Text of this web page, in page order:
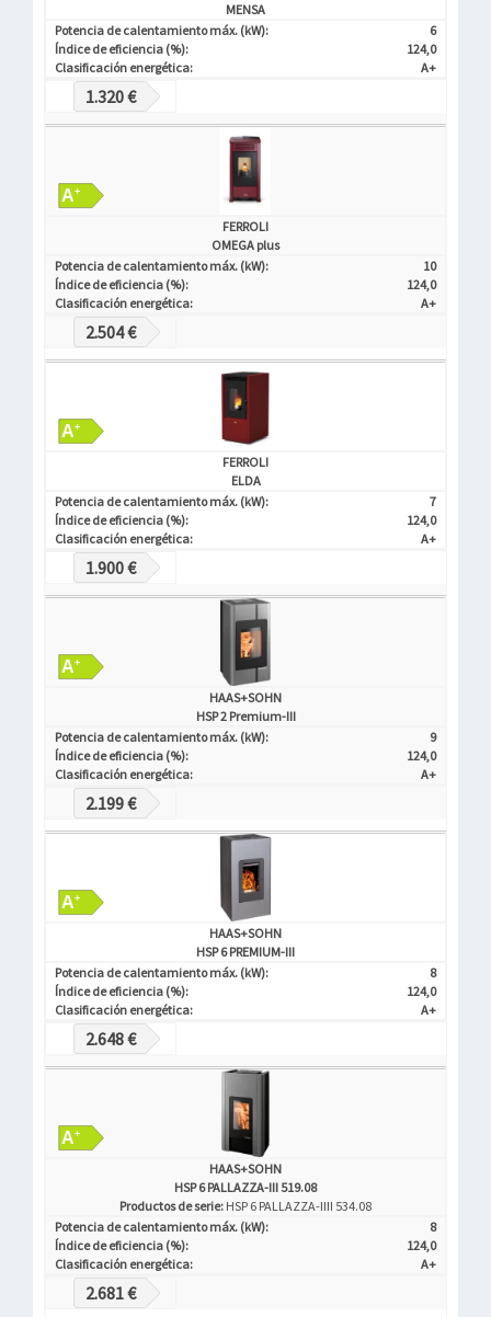
MENSA
Potencia de calentamiento máx. (kW):
6
Índice de eficiencia (%):
124,0
Clasificación energética:
A+
1.320 €
FERROLI
OMEGA plus
Potencia de calentamiento máx. (kW):
10
Índice de eficiencia (%):
124,0
Clasificación energética:
A+
2.504 €
FERROLI
ELDA
Potencia de calentamiento máx. (kW):
7
Índice de eficiencia (%):
124,0
Clasificación energética:
A+
1.900 €
HAAS+SOHN
HSP 2 Premium-III
Potencia de calentamiento máx. (kW):
9
Índice de eficiencia (%):
124,0
Clasificación energética:
A+
2.199 €
HAAS+SOHN
HSP 6 PREMIUM-III
Potencia de calentamiento máx. (kW):
8
Índice de eficiencia (%):
124,0
Clasificación energética:
A+
2.648 €
HAAS+SOHN
HSP 6 PALLAZZA-III 519.08
Productos de serie: HSP 6 PALLAZZA-IIII 534.08
Potencia de calentamiento máx. (kW):
8
Índice de eficiencia (%):
124,0
Clasificación energética:
A+
2.681 €